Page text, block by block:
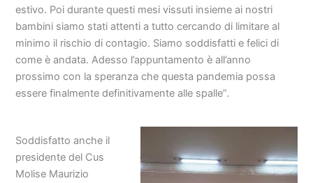
estivo. Poi durante questi mesi vissuti insieme ai nostri
bambini siamo stati attenti a tutto cercando di limitare al
minimo il rischio di contagio. Siamo soddisfatti e felici di
come è andata. Adesso l’appuntamento è all’anno
prossimo con la speranza che questa pandemia possa
essere finalmente definitivamente alle spalle”.
Soddisfatto anche il
presidente del Cus
Molise Maurizio